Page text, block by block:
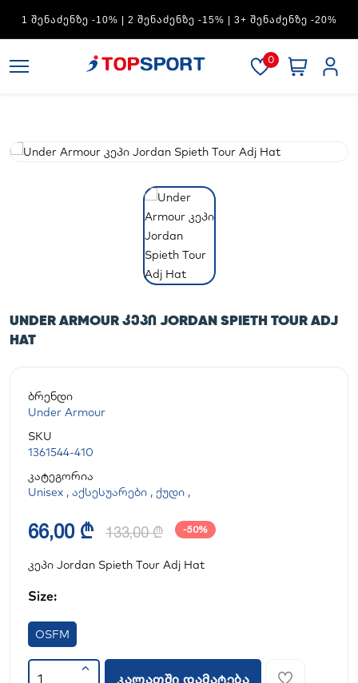
ᲨᲔᲜᲐᲫᲔᲜᲖᲔ -30%
0
UNDER ARMOUR ᲙᲔᲞᲘ JORDAN SPIETH TOUR ADJ
HAT
ბრენდი
Under Armour
SKU
1361544-410
კატეგორია
Unisex , აქსესუარები , ქუდი ,
66,00 ₾ 133,00 ₾ -50%
კეპი Jordan Spieth Tour Adj Hat
Size:
OSFM
კალათში დამატება